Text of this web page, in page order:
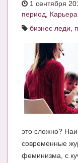
КНИГИ
Сказки
ПСИХОЛОГИЯ
ЗДОРОВЬЕ
МОДА И КРАСОТА
КОНКУРСЫ
СООБЩЕСТВА
1 сентября
период
Карьера
бизнес леди
это сложно?
современные
феминизма, с